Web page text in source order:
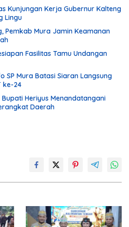
Kunjungan Kerja Gubernur Kalteng
Lingu
Pemkab Mura Jamin Keamanan
Fasilitas Tamu Undangan
SP Mura Batasi Siaran Langsung
ke-24
Bupati Heriyus Menandatangani
Daerah